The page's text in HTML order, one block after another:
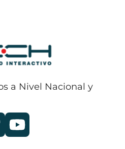
a Nivel Nacional y